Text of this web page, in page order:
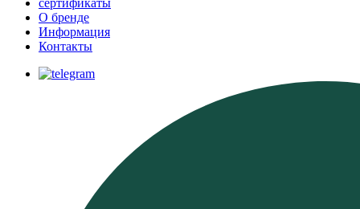
сертификаты
О бренде
Информация
Контакты